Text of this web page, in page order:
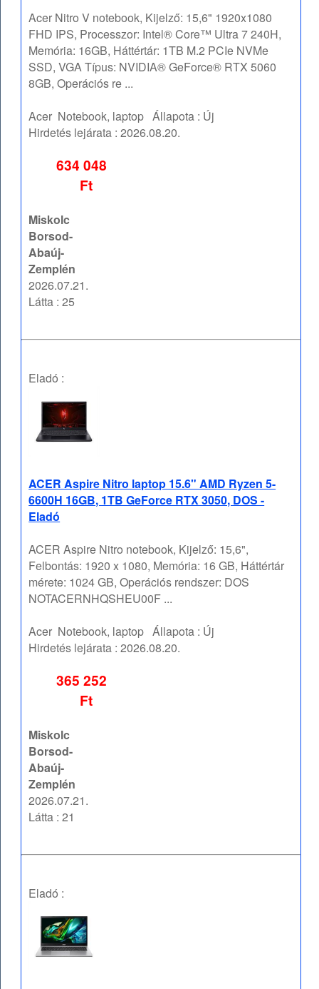
Acer Nitro V notebook, Kijelző: 15,6" 1920x1080
FHD IPS, Processzor: Intel® Core™ Ultra 7 240H,
Memória: 16GB, Háttértár: 1TB M.2 PCIe NVMe
SSD, VGA Típus: NVIDIA® GeForce® RTX 5060
8GB, Operációs re ...
Acer Notebook, laptop Állapota : Új
Hirdetés lejárata :2026.08.20.
634 048
Ft
Miskolc
Borsod-
Abaúj-
Zemplén
2026.07.21.
Látta : 25
Eladó :
ACER Aspire Nitro laptop 15.6" AMD Ryzen 5-
6600H 16GB, 1TB GeForce RTX 3050, DOS -
Eladó
ACER Aspire Nitro notebook, Kijelző: 15,6",
Felbontás: 1920 x 1080, Memória: 16 GB, Háttértár
mérete: 1024 GB, Operációs rendszer: DOS
NOTACERNHQSHEU00F ...
Acer Notebook, laptop Állapota : Új
Hirdetés lejárata :2026.08.20.
365 252
Ft
Miskolc
Borsod-
Abaúj-
Zemplén
2026.07.21.
Látta : 21
Eladó :